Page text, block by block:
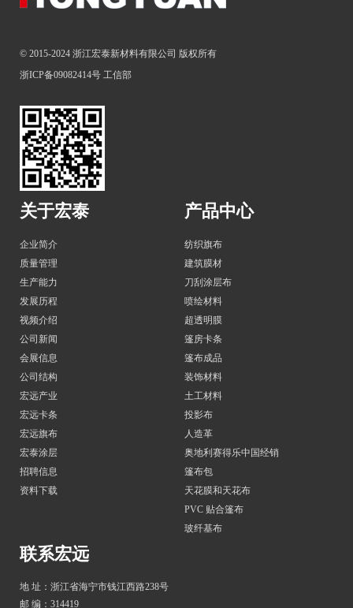
© 2015-2024 浙江宏泰新材料有限公司 版权所有
浙ICP备09082414号 工信部
关于宏泰
企业简介
质量管理
生产能力
发展历程
视频介绍
公司新闻
会展信息
公司结构
宏远产业
宏远卡条
宏远旗布
宏泰涂层
招聘信息
资料下载
产品中心
纺织旗布
建筑膜材
刀刮涂层布
喷绘材料
超透明膜
篷房卡条
篷布成品
装饰材料
土工材料
投影布
人造革
奥地利赛得乐中国经销
篷布包
天花膜和天花布
PVC 贴合篷布
玻纤基布
联系宏远
地 址：浙江省海宁市钱江西路238号
邮 编：314419